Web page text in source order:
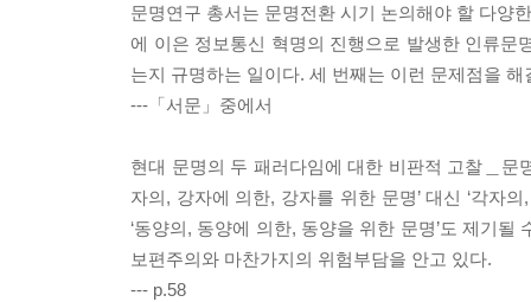
문명연구 총서는 문명전환 시기 논의해야 할 다양
에 이은 정보통신 혁명의 진행으로 발생한 인류
는지 규명하는 일이다. 세 번째는 이런 문제점을
---「서문」중에서
현대 문명의 두 패러다임에 대한 비판적 고찰＿문
자의, 강자에 의한, 강자를 위한 문명’ 대신 ‘각자
‘동양의, 동양에 의한, 동양을 위한 문명’도 제기
보편주의와 마찬가지의 위험부담을 안고 있다.
--- p.58